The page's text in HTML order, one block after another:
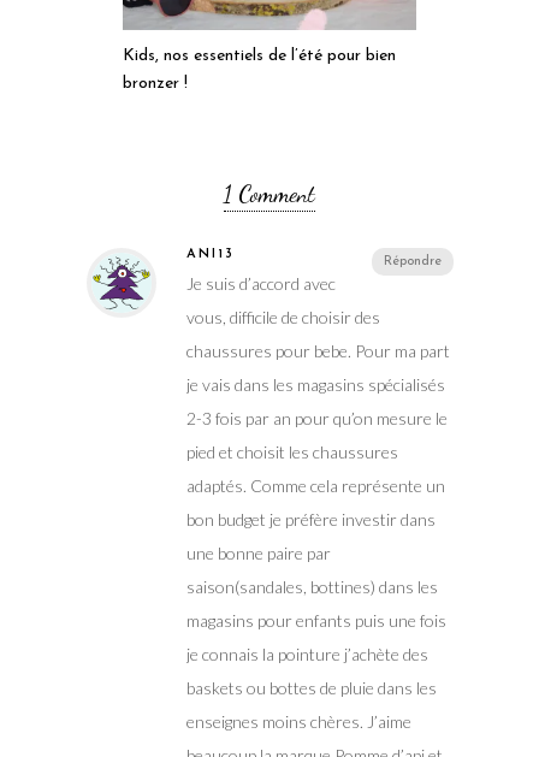
Kids, nos essentiels de l’été pour bien
bronzer !
1 Comment
Répondre
ANI13
Je suis d’accord avec
vous, difficile de choisir des
chaussures pour bebe. Pour ma part
je vais dans les magasins spécialisés
2-3 fois par an pour qu’on mesure le
pied et choisit les chaussures
adaptés. Comme cela représente un
bon budget je préfère investir dans
une bonne paire par
saison(sandales, bottines) dans les
magasins pour enfants puis une fois
je connais la pointure j’achète des
baskets ou bottes de pluie dans les
enseignes moins chères. J’aime